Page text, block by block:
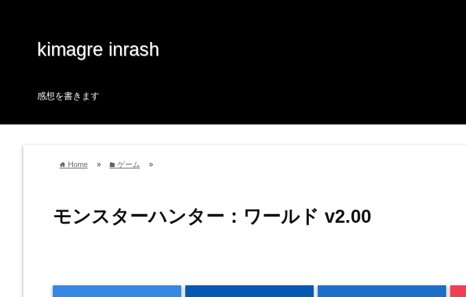
kimagre inrash
感想を書きます
home Home » folder ゲーム »
モンスターハンター：ワールド v2.00